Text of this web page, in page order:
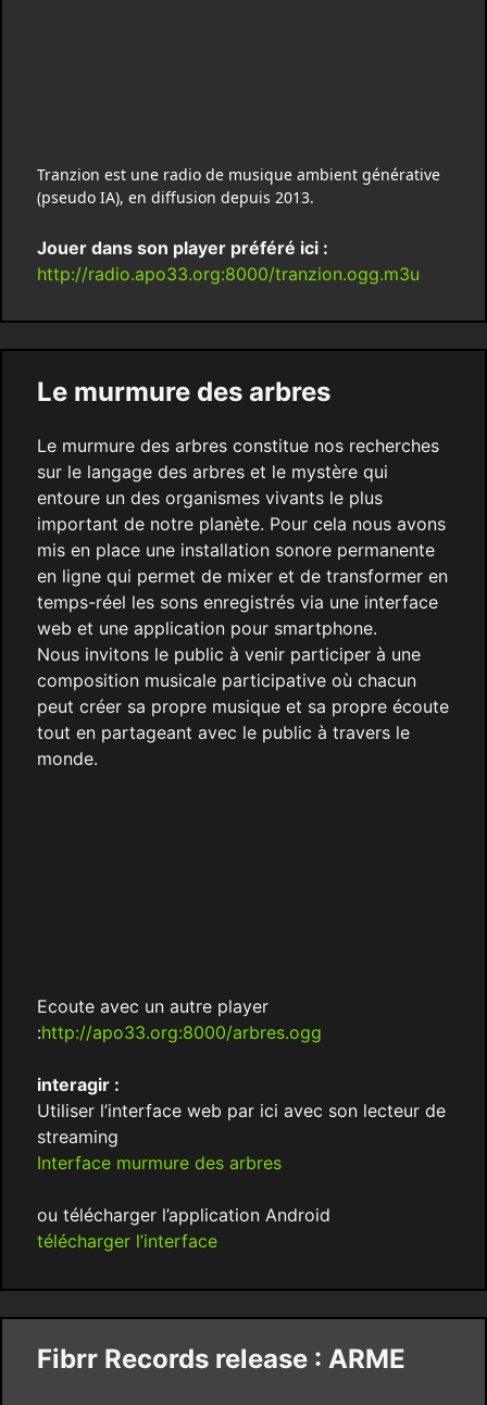
Tranzion est une radio de musique ambient générative
(pseudo IA), en diffusion depuis 2013.
Jouer dans son player préféré ici :
http://radio.apo33.org:8000/tranzion.ogg.m3u
Le murmure des arbres
Le murmure des arbres constitue nos recherches
sur le langage des arbres et le mystère qui
entoure un des organismes vivants le plus
important de notre planète. Pour cela nous avons
mis en place une installation sonore permanente
en ligne qui permet de mixer et de transformer en
temps-réel les sons enregistrés via une interface
web et une application pour smartphone.
Nous invitons le public à venir participer à une
composition musicale participative où chacun
peut créer sa propre musique et sa propre écoute
tout en partageant avec le public à travers le
monde.
Ecoute avec un autre player
:http://apo33.org:8000/arbres.ogg
interagir :
Utiliser l’interface web par ici avec son lecteur de
streaming
Interface murmure des arbres
ou télécharger l’application Android
télécharger l’interface
Fibrr Records release : ARME